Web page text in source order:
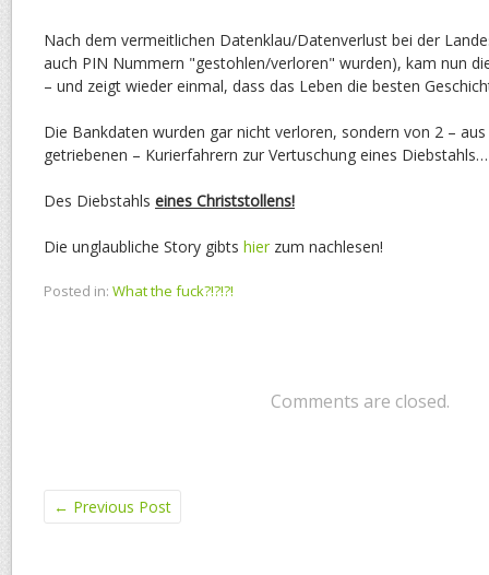
Nach dem vermeitlichen Datenklau/Datenverlust bei der
auch PIN Nummern "gestohlen/verloren" wurden), kam nun
– und zeigt wieder einmal, dass das Leben die besten
Die Bankdaten wurden gar nicht verloren, sondern von 2 –
getriebenen – Kurierfahrern zur Vertuschung eines Diebstahls…
Des Diebstahls eines Christstollens!
Die unglaubliche Story gibts hier zum nachlesen!
Posted in: What the fuck?!?!?!
Comments are closed.
← Previous Post